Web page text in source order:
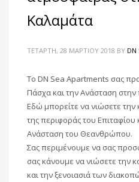
Καλαμάτα
ΤΕΤΆΡΤΗ, 28 ΜΑΡΤΊΟΥ 2018 BY DN
To DN Sea Apartments σας
Πάσχα και την Ανάσταση
Εδώ μπορείτε να νιώσετε την
της περιφοράς του Επιταφίου
Ανάσταση του Θεανθρώπου.
Σας περιμένουμε να σας
σας κάνουμε να νιώσετε την
και την ξενοιασιά των